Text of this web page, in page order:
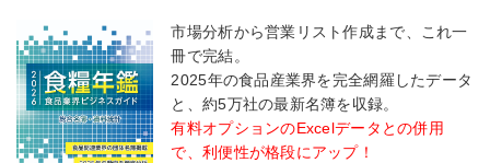
市場分析から営業リスト作成まで、これ一
冊で完結。
2025年の食品産業界を完全網羅したデータ
と、約5万社の最新名簿を収録。
有料オプションのExcelデータとの併用
で、利便性が格段にアップ！